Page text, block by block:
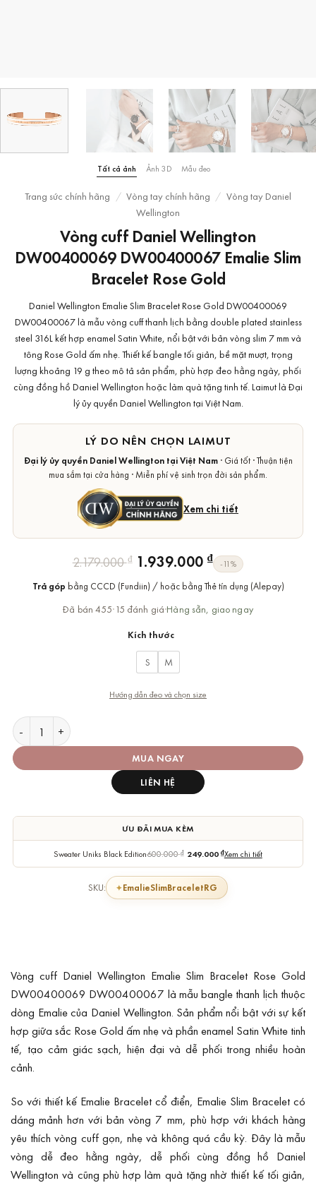
Tất cả ảnh Ảnh 3D Mẫu đeo
Trang sức chính hãng / Vòng tay chính hãng / Vòng tay Daniel
Wellington
Vòng cuff Daniel Wellington
DW00400069 DW00400067 Emalie Slim
Bracelet Rose Gold
Daniel Wellington Emalie Slim Bracelet Rose Gold DW00400069
DW00400067 là mẫu vòng cuff thanh lịch bằng double plated stainless
steel 316L kết hợp enamel Satin White, nổi bật với bản vòng slim 7 mm và
tông Rose Gold ấm nhẹ. Thiết kế bangle tối giản, bề mặt mượt, trọng
lượng khoảng 19 g theo mô tả sản phẩm, phù hợp đeo hằng ngày, phối
cùng đồng hồ Daniel Wellington hoặc làm quà tặng tinh tế. Laimut là Đại
lý ủy quyền Daniel Wellington tại Việt Nam.
LÝ DO NÊN CHỌN LAIMUT
Đại lý ủy quyền Daniel Wellington tại Việt Nam· Giá tốt · Thuận tiện
mua sắm tại cửa hàng · Miễn phí vệ sinh trọn đời sản phẩm.
Xem chi tiết
2.179.000₫ Giá
gốc
là:
2.179.000 ₫.
1.939.000 ₫
Giá
hiện
tại
là:
1.939.000 ₫.
-11%
Trả góp bằng CCCD (Fundiin) / hoặc bằng Thẻ tín dụng (Alepay)
Đã bán 455·15 đánh giá·Hàng sẵn, giao ngay
Kích thước
S M
Hướng dẫn đeo và chọn size
Vòng cuff Daniel Wellington DW00400069 DW00400067
MUA NGAY
LIÊN HỆ
ƯU ĐÃI MUA KÈM
Sweater Uniks Black Edition600.000₫ 249.000 ₫Xem chi tiết
SKU: EmalieSlimBraceletRG
Vòng cuff Daniel Wellington Emalie Slim Bracelet Rose Gold
DW00400069 DW00400067 là mẫu bangle thanh lịch thuộc
dòng Emalie của Daniel Wellington. Sản phẩm nổi bật với sự kết
hợp giữa sắc Rose Gold ấm nhẹ và phần enamel Satin White tinh
tế, tạo cảm giác sạch, hiện đại và dễ phối trong nhiều hoàn
cảnh.
So với thiết kế Emalie Bracelet cổ điển, Emalie Slim Bracelet có
dáng mảnh hơn với bản vòng 7 mm, phù hợp với khách hàng
yêu thích vòng cuff gọn, nhẹ và không quá cầu kỳ. Đây là mẫu
vòng dễ đeo hằng ngày, dễ phối cùng đồng hồ Daniel
Wellington và cũng phù hợp làm quà tặng nhờ thiết kế tối giản,